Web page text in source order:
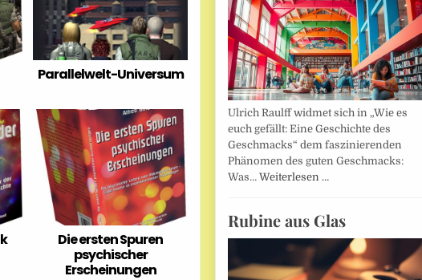
Parallelwelt-Universum
Die ersten Spuren
psychischer
Erscheinungen
Ulrich Raulff widmet sich in „Wie es
euch gefällt: Eine Geschichte des
Geschmacks“ dem faszinierenden
Phänomen des guten Geschmacks:
Was… Weiterlesen …
Rubine aus Glas